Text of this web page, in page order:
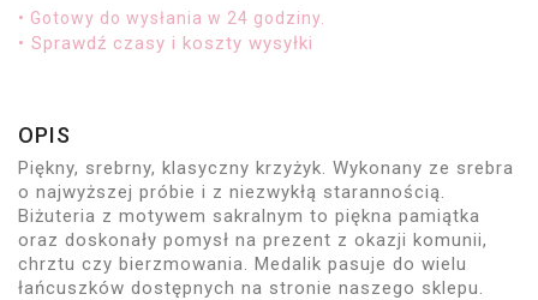
• Gotowy do wysłania w 24 godziny.
• Sprawdź czasy i koszty wysyłki
OPIS
Piękny, srebrny, klasyczny krzyżyk. Wykonany ze srebra
o najwyższej próbie i z niezwykłą starannością.
Biżuteria z motywem sakralnym to piękna pamiątka
oraz doskonały pomysł na prezent z okazji komunii,
chrztu czy bierzmowania. Medalik pasuje do wielu
łańcuszków dostępnych na stronie naszego sklepu.